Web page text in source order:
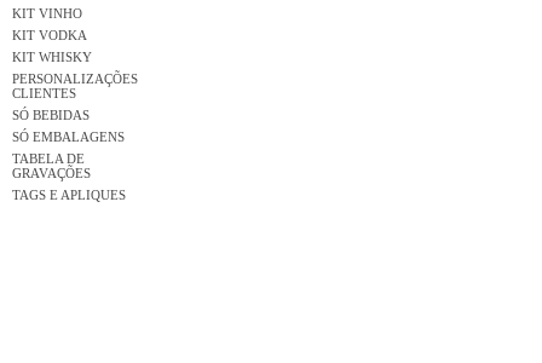
KIT VINHO
KIT VODKA
KIT WHISKY
PERSONALIZAÇÕES
CLIENTES
SÓ BEBIDAS
SÓ EMBALAGENS
TABELA DE
GRAVAÇÕES
TAGS E APLIQUES